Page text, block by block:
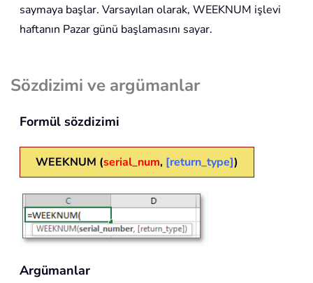
saymaya başlar. Varsayılan olarak, WEEKNUM işlevi
haftanın Pazar günü başlamasını sayar.
Sözdizimi ve argümanlar
Formül sözdizimi
WEEKNUM (serial_num, [return_type])
Argümanlar